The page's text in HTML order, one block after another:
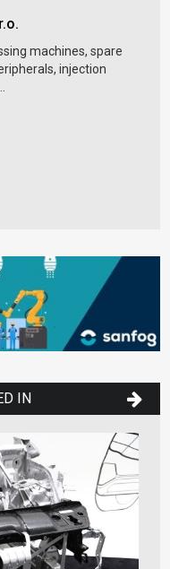
machines, spare
injection
IN